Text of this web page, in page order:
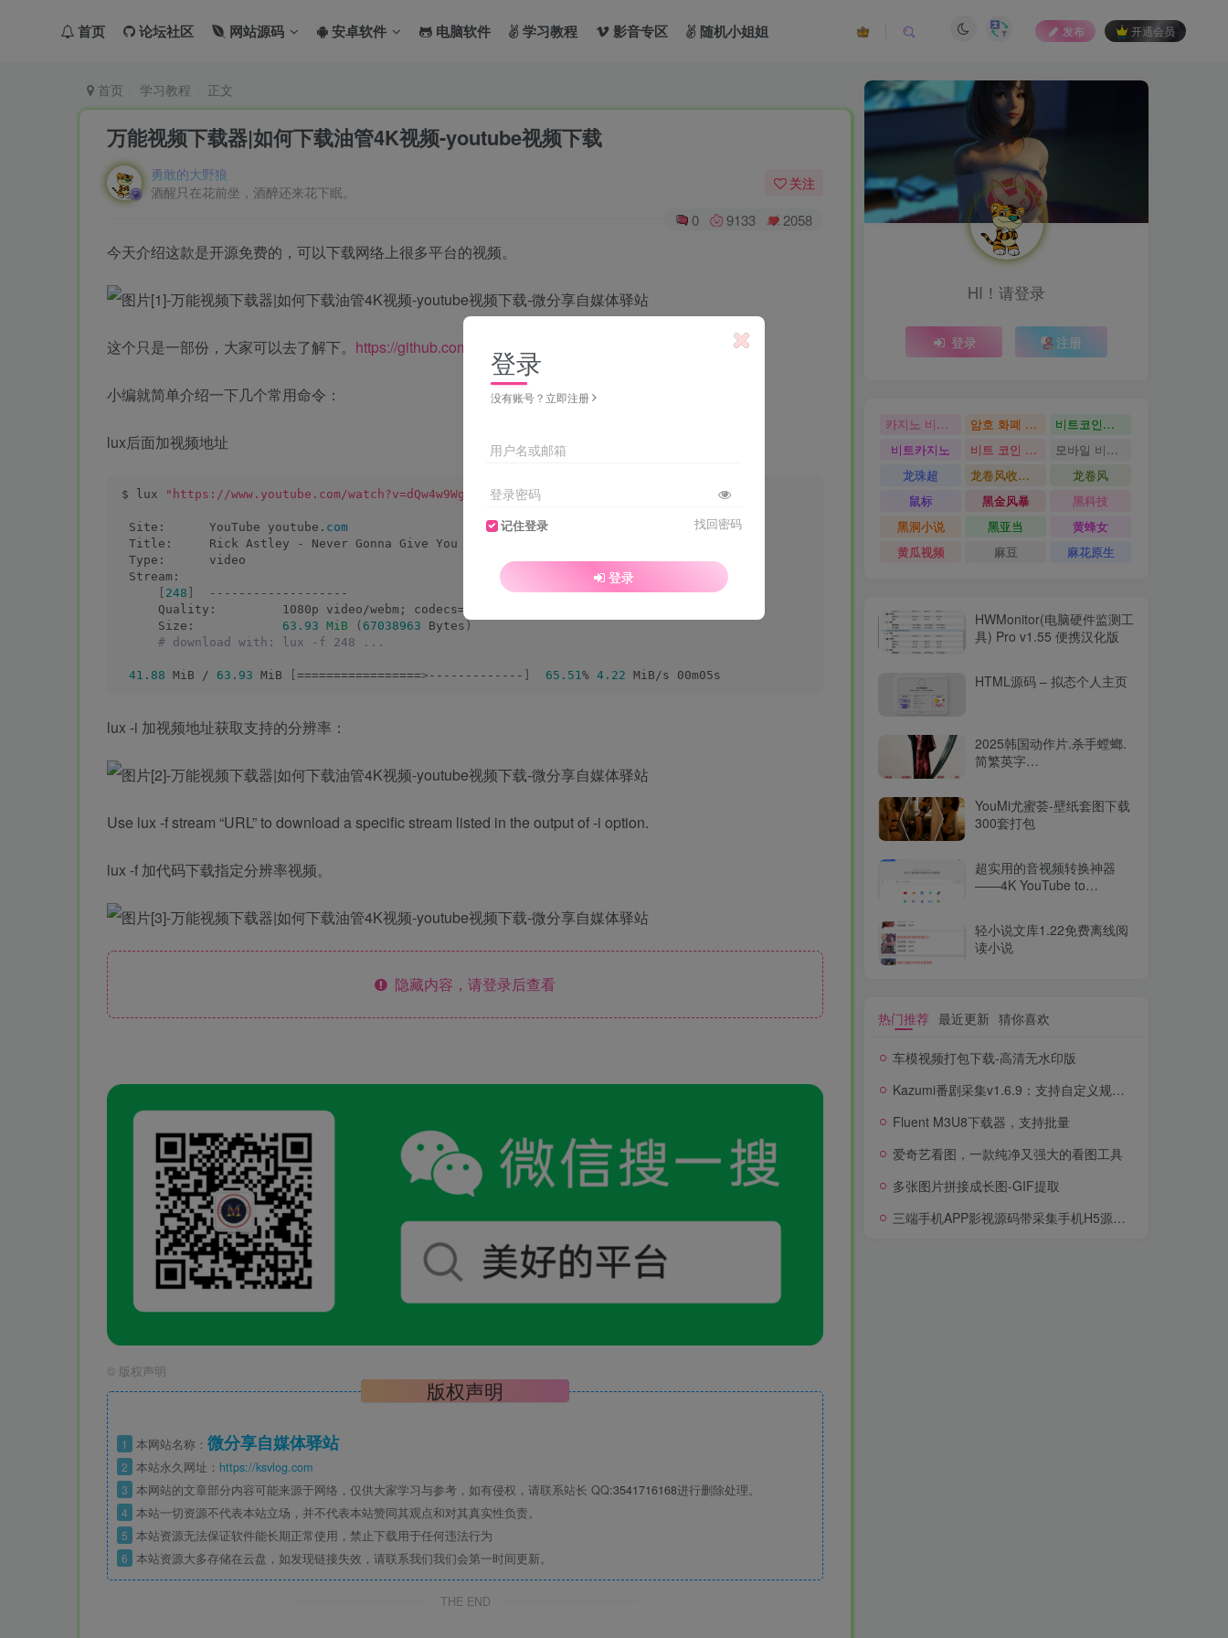
首页 论坛社区 网站源码 安卓软件 电脑软件 学习教程 影音专区 随机小姐姐 发布 开通会员
首页 学习教程 正文
万能视频下载器|如何下载油管4K视频-youtube视频下载
勇敢的大野狼
酒醒只在花前坐，酒醉还来花下眠。
关注
0 9133 2058
今天介绍这款是开源免费的，可以下载网络上很多平台的视频。
这个只是一部份，大家可以去了解下。 https://github.com/iawia002/lux
小编就简单介绍一下几个常用命令：
lux后面加视频地址
$ lux "https://www.youtube.com/watch?v=dQw4w9WgXcQ"
Site:      YouTube youtube. com
Title:     Rick Astley - Never Gonna Give You
Type:      video
Stream:
248
  -------------------
     Quality:         1080p video/webm; codecs=
     Size:
63.93 MiB ( 67038963 Bytes )
# download with: lux -f 248 ...
41.88 MiB / 63.93 MiB =================> ------------- 65.51% 4.22 MiB/s 00m05s
lux -i 加视频地址获取支持的分辨率：
Use lux -f stream “URL” to download a specific stream listed in the output of -i option.
lux -f 加代码下载指定分辨率视频。
隐藏内容，请登录后查看
© 版权声明
版权声明
1 本网站名称： 微分享自媒体驿站
2 本站永久网址： https://ksvlog.com
3 本网站的文章部分内容可能来源于网络，仅供大家学习与参考，如有侵权，请联系站长 QQ:3541716168进行删除处理。
4 本站一切资源不代表本站立场，并不代表本站赞同其观点和对其真实性负责。
5 本站资源无法保证软件能长期正常使用，禁止下载用于任何违法行为
6 本站资源大多存储在云盘，如发现链接失效，请联系我们我们会第一时间更新。
THE END
HI！请登录
登录 注册
카지노 비트코인 암호 화폐 카지노
비트코인카지노
비트카지노
비트 코인 온라인 카지노
모바일 비트 코인 카지노
龙珠超
龙卷风收音机
龙卷风
鼠标
黑金风暴
黑科技
黑洞小说
黑亚当
黄蜂女
黄瓜视频
麻豆 麻花原生
HWMonitor(电脑硬件监测工
具) Pro v1.55 便携汉化版
HTML源码 – 拟态个人主页
2025韩国动作片.杀手螳螂.
简繁英字
YouMi尤蜜荟-壁纸套图下载
300套打包
超实用的音视频转换神器
——4K YouTube to
轻小说文库1.22免费离线阅
读小说
热门推荐 最近更新 猜你喜欢
车模视频打包下载-高清无水印版
Kazumi番剧采集v1.6.9：支持自定义规则+在线观看+弹幕，跨平台下载
Fluent M3U8下载器，支持批量
爱奇艺看图，一款纯净又强大的看图工具
多张图片拼接成长图-GIF提取
三端手机APP影视源码带采集手机H5源码带VIP卡密功能
登录
没有账号？立即注册
用户名或邮箱
登录密码
记住登录 找回密码
登录